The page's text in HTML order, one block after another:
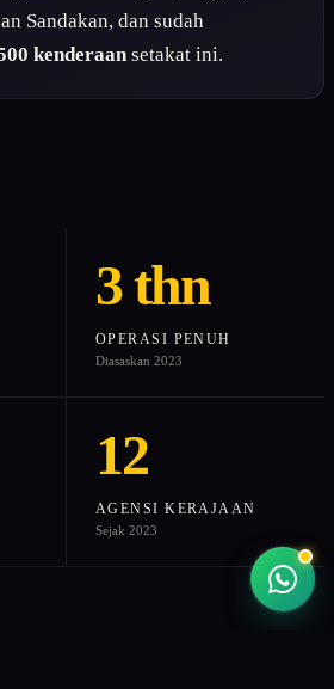
Sandakan, dan sudah
kenderaan setakat ini.
3 thn
OPERASI PENUH
Diasaskan 2023
12
AGENSI KERAJAAN
Sejak 2023